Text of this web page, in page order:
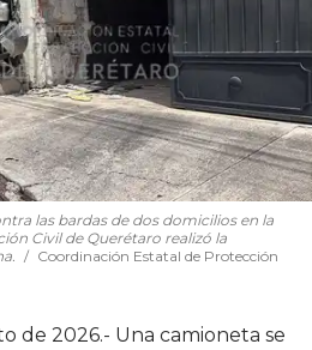
las bardas de dos domicilios en la
Civil de Querétaro realizó la
Coordinación Estatal de Protección
de 2026.- Una camioneta se